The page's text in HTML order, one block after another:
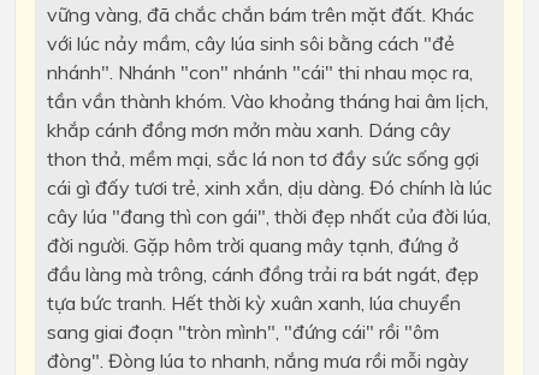
vững vàng, đã chắc chắn bám trên mặt đất. Khác
với lúc nảy mầm, cây lúa sinh sôi bằng cách "đẻ
nhánh". Nhánh "con" nhánh "cái" thi nhau mọc ra,
tần vần thành khóm. Vào khoảng tháng hai âm lịch,
khắp cánh đồng mơn mởn màu xanh. Dáng cây
thon thả, mềm mại, sắc lá non tơ đầy sức sống gợi
cái gì đấy tươi trẻ, xinh xắn, dịu dàng. Đó chính là lúc
cây lúa "đang thì con gái", thời đẹp nhất của đời lúa,
đời người. Gặp hôm trời quang mây tạnh, đứng ở
đầu làng mà trông, cánh đồng trải ra bát ngát, đẹp
tựa bức tranh. Hết thời kỳ xuân xanh, lúa chuyển
sang giai đoạn "tròn mình", "đứng cái" rồi "ôm
đòng". Đòng lúa to nhanh, nắng mưa rồi mỗi ngày